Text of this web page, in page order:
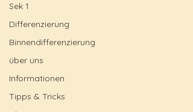
Sek 1
Differenzierung
Binnendifferenzierung
über uns
Informationen
Tipps & Tricks